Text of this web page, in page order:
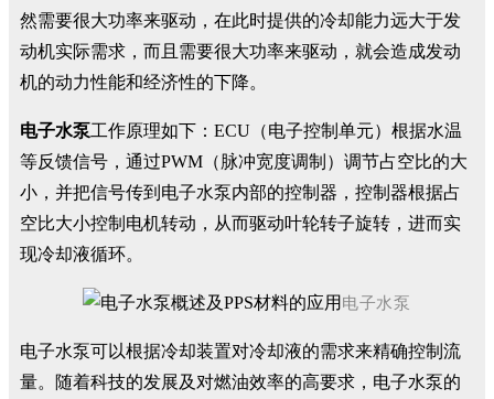
然需要很大功率来驱动，在此时提供的冷却能力远大于发
动机实际需求，而且需要很大功率来驱动，就会造成发动
机的动力性能和经济性的下降。
电子水泵工作原理如下：ECU（电子控制单元）根据水温
等反馈信号，通过PWM（脉冲宽度调制）调节占空比的大
小，并把信号传到电子水泵内部的控制器，控制器根据占
空比大小控制电机转动，从而驱动叶轮转子旋转，进而实
现冷却液循环。
电子水泵
电子水泵可以根据冷却装置对冷却液的需求来精确控制流
量。随着科技的发展及对燃油效率的高要求，电子水泵的